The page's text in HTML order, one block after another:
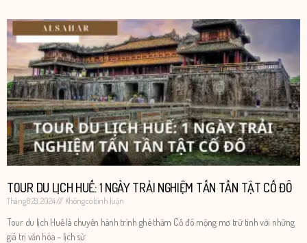
TOUR DU LỊCH HUẾ: 1 NGÀY TRẢI NGHIỆM TẤN TẦN TẬT CỐ ĐÔ
Tháng 8 29, 2024 Không có bình luận
Tour du lịch Huế là chuyến hành trình ghé thăm Cố đô mộng mơ trữ tình với những
giá trị văn hóa – lịch sử